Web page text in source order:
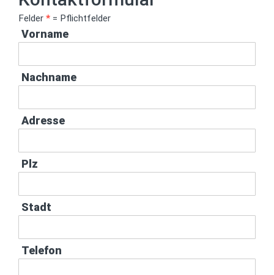
Felder * = Pflichtfelder
Vorname
Nachname
Adresse
Plz
Stadt
Telefon